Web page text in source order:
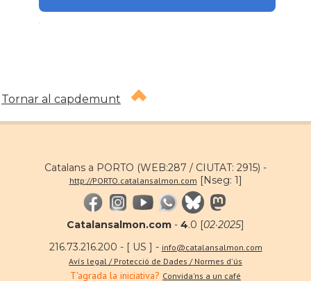
Tornar al capdemunt
Catalans a PORTO (WEB:287 / CIUTAT: 2915) -
http://PORTO.catalansalmon.com [Nseg: 1]
Catalansalmon.com - 4.0 [02·2025]
216.73.216.200 - [ US ] - info@catalansalmon.com
Avís legal / Protecció de Dades / Normes d'ús
T'agrada la iniciativa? Convida'ns a un café